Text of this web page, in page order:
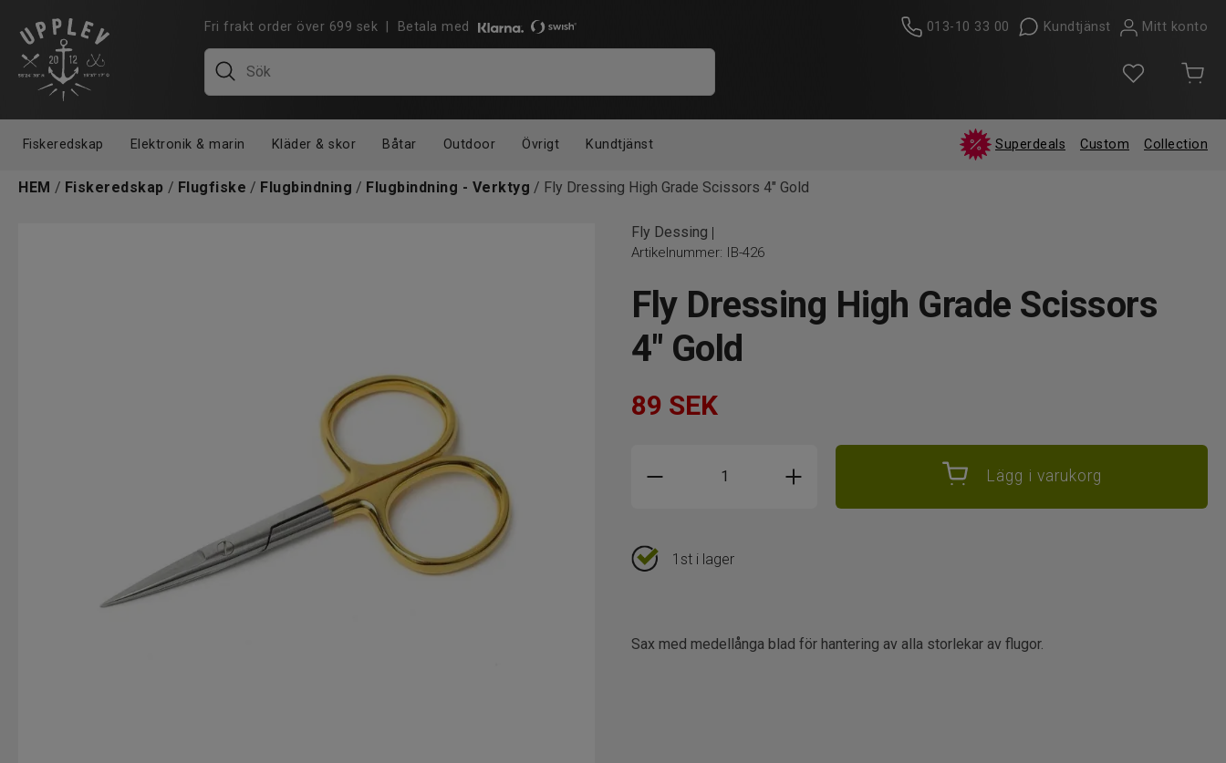
Fri frakt order över 699 sek | Betala med 013-10 33 00 Kundtjänst Mitt konto
Fiskeredskap Elektronik & marin Kläder & skor Båtar Outdoor Övrigt Kundtjänst Superdeals Custom Collection
HEM / Fiskeredskap / Flugfiske / Flugbindning / Flugbindning - Verktyg / Fly Dressing High Grade Scissors 4" Gold
Fly Dessing |
Artikelnummer: IB-426
Fly Dressing High Grade Scissors
4" Gold
89 SEK
Lägg i varukorg
1st i lager
Sax med medellånga blad för hantering av alla storlekar av flugor.